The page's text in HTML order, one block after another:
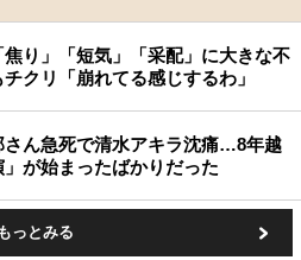
り」「短気」「采配」に大きな不
クリ「崩れてる感じするわ」
さん急死で清水アキラ沈痛…8年越
」が始まったばかりだった
もっとみる